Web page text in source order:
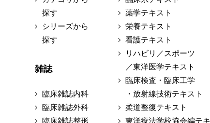
探す
シリーズから
探す
雑誌
臨床雑誌内科
臨床雑誌外科
臨床雑誌整形
薬学テキスト
栄養テキスト
看護テキスト
リハビリ／スポーツ
／東洋医学テキスト
臨床検査・臨床工学
・放射線技術テキスト
柔道整復テキスト
東洋療法学校協会編テキ